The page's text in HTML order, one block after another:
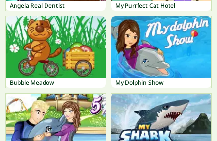
Angela Real Dentist My Purrfect Cat Hotel
Bubble Meadow My Dolphin Show